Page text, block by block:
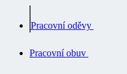
Pracovní oděvy
Pracovní obuv